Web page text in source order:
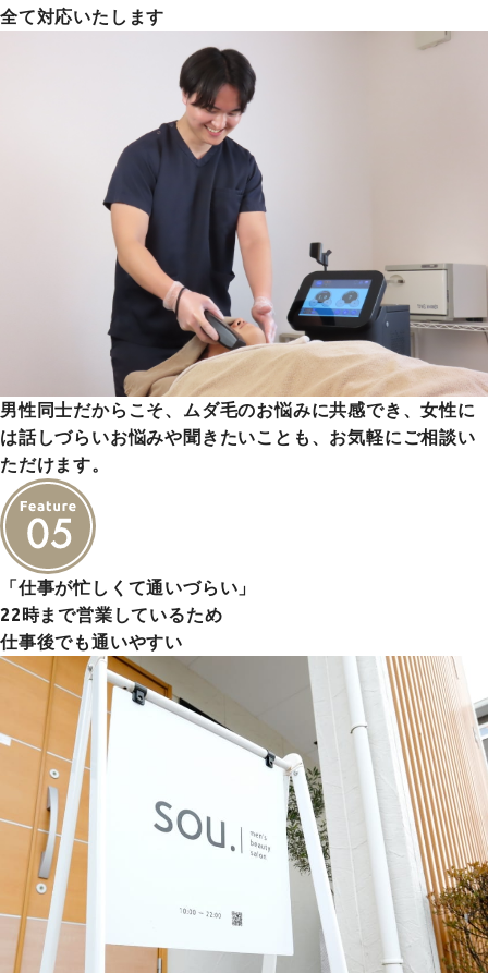
全て対応いたします
男性同士だからこそ、ムダ毛のお悩みに共感でき、女性に
は話しづらいお悩みや聞きたいことも、お気軽にご相談い
ただけます。
「仕事が忙しくて通いづらい」
22時まで営業しているため
仕事後でも通いやすい